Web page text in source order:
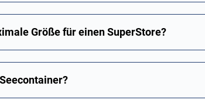
Größe für einen SuperStore?